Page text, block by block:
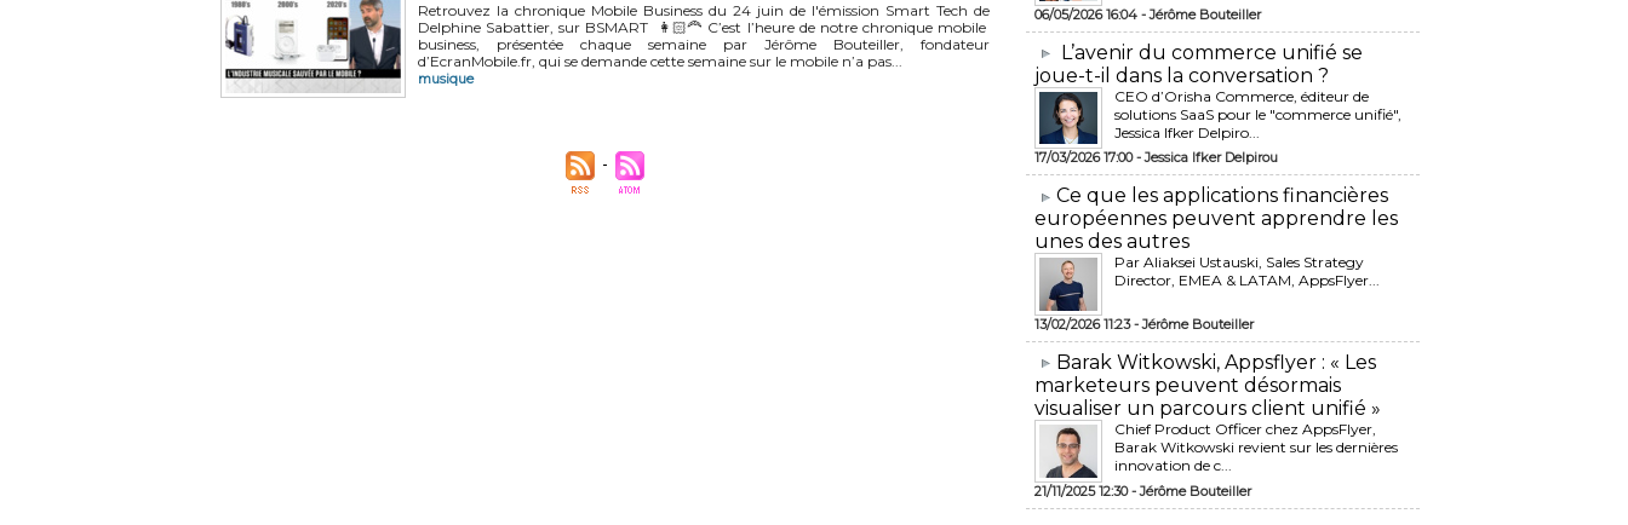
Retrouvez la chronique Mobile Business du 24 juin de l'émission Smart Tech de
Delphine Sabattier, sur BSMART 👩🏻‍🦰 C’est l’heure de notre chronique mobile
business, présentée chaque semaine par Jérôme Bouteiller, fondateur
d’EcranMobile.fr, qui se demande cette semaine sur le mobile n’a pas...
musique
06/05/2026 16:04 -Jérôme Bouteiller
L’avenir du commerce unifié se
joue-t-il dans la conversation ?
CEO d’Orisha Commerce, éditeur de
solutions SaaS pour le "commerce unifié",
Jessica Ifker Delpiro...
17/03/2026 17:00 -Jessica Ifker Delpirou
​Ce que les applications financières
européennes peuvent apprendre les
unes des autres
Par Aliaksei Ustauski, Sales Strategy
Director, EMEA & LATAM, AppsFlyer...
13/02/2026 11:23 -Jérôme Bouteiller
​Barak Witkowski, Appsflyer : « Les
marketeurs peuvent désormais
visualiser un parcours client unifié »
Chief Product Officer chez AppsFlyer, ​
Barak Witkowski revient sur les dernières
innovation de c...
21/11/2025 12:30 -Jérôme Bouteiller